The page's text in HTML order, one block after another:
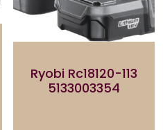
Ryobi Rc18120-113
5133003354